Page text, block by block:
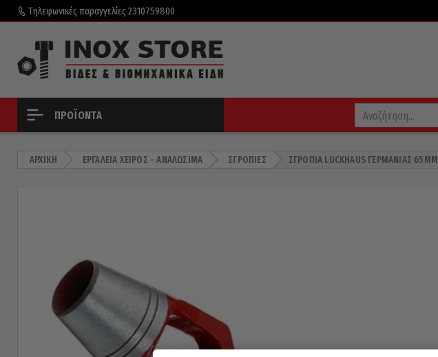
Τηλεφωνικές παραγγελίες 2310759800
ΠΡΟΪΌΝΤΑ
ΑΡΧΙΚΉ ΕΡΓΑΛΕΊΑ ΧΕΙΡΌΣ - ΑΝΑΛΏΣΙΜΑ ΣΓΡΌΠΙΕΣ ΣΓΡΌΠΙΑ LUCKHAUS ΓΕΡΜΑΝΊΑΣ 65MM